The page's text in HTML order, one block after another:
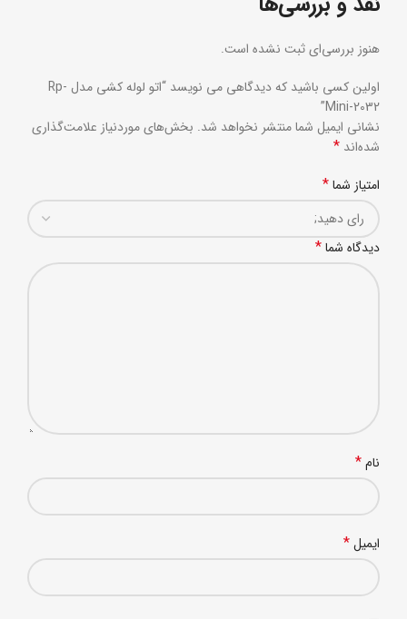
هنوز بررسی‌ای ثبت نشده است.
اولین کسی باشید که دیدگاهی می نویسد “اتو لوله کشی مدل Rp-
Mini-2032”
نشانی ایمیل شما منتشر نخواهد شد. بخش‌های موردنیاز علامت‌گذاری
شده‌اند *
امتیاز شما*
دیدگاه شما*
نام*
ایمیل*